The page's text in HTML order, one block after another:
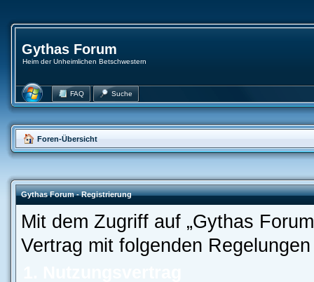
Gythas Forum
Heim der Unheimlichen Betschwestern
FAQ Suche
Foren-Übersicht
Gythas Forum - Registrierung
Mit dem Zugriff auf „Gythas
Vertrag mit folgenden